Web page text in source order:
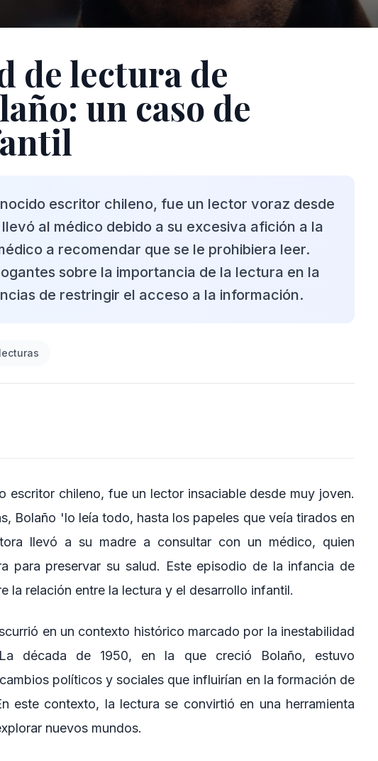
de lectura de
un caso de
escritor chileno, fue un lector voraz desde
al médico debido a su excesiva afición a la
a recomendar que se le prohibiera leer.
sobre la importancia de la lectura en la
de restringir el acceso a la información.
lecturas
escritor chileno, fue un lector insaciable desde muy joven.
Bolaño 'lo leía todo, hasta los papeles que veía tirados en
llevó a su madre a consultar con un médico, quien
para preservar su salud. Este episodio de la infancia de
la relación entre la lectura y el desarrollo infantil.
en un contexto histórico marcado por la inestabilidad
década de 1950, en la que creció Bolaño, estuvo
políticos y sociales que influirían en la formación de
este contexto, la lectura se convirtió en una herramienta
nuevos mundos.